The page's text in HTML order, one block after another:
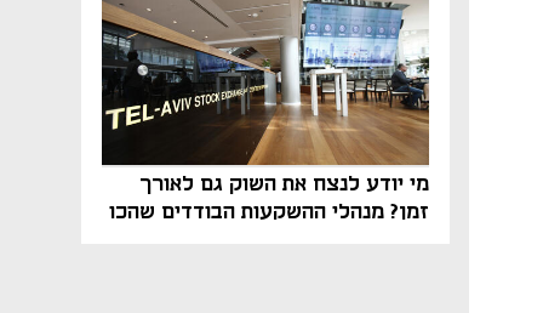
מי יודע לנצח את השוק גם לאורך
זמן? מנהלי ההשקעות הבודדים שהכו